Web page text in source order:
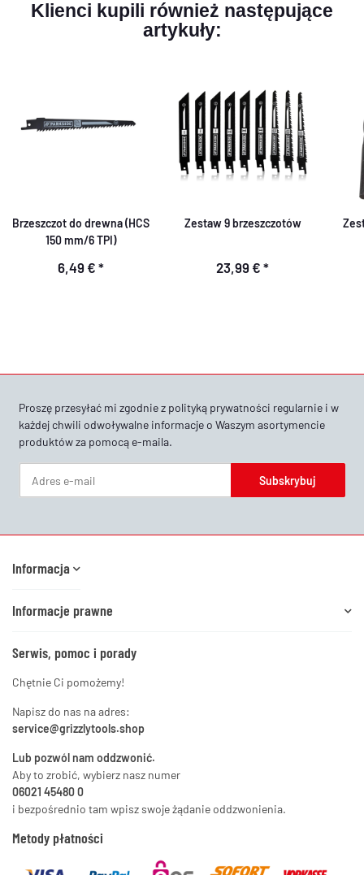
Klienci kupili również następujące
artykuły:
Brzeszczot do drewna (HCS
150 mm/6 TPI)
6,49 € *
Zestaw 9 brzeszczotów
23,99 € *
Proszę przesyłać mi zgodnie z polityką prywatności regularnie i w
każdej chwili odwoływalne informacje o Waszym asortymencie
produktów za pomocą e-maila.
Subskrybuj
Informacja
Informacje prawne
Serwis, pomoc i porady
Chętnie Ci pomożemy!
Napisz do nas na adres:
service@grizzlytools.shop
Lub pozwól nam oddzwonić.
Aby to zrobić, wybierz nasz numer
06021 45480 0
i bezpośrednio tam wpisz swoje żądanie oddzwonienia.
Metody płatności